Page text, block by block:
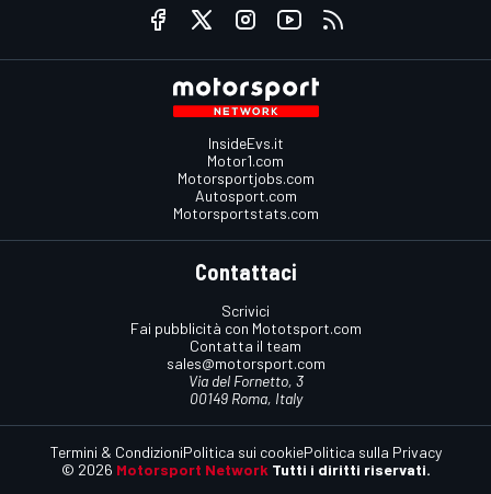
InsideEvs.it
Motor1.com
Motorsportjobs.com
Autosport.com
Motorsportstats.com
Contattaci
Scrivici
Fai pubblicità con Mototsport.com
Contatta il team
sales@motorsport.com
Via del Fornetto, 3
00149 Roma, Italy
© 2026 Motorsport Network Tutti i diritti riservati.
Termini & CondizioniPolitica sui cookiePolitica sulla Privacy